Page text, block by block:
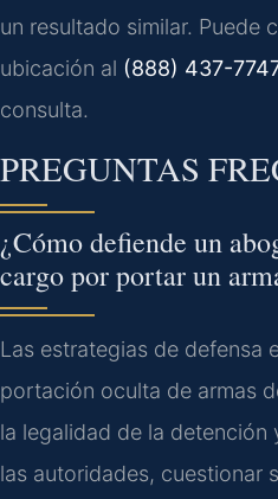
un resultado similar. Puede
ubicación al (888) 437-
consulta.
PREGUNTAS
¿Cómo defiende un
cargo por portar un
Las estrategias de defensa
portación oculta de armas
la legalidad de la
las autoridades, cuestionar